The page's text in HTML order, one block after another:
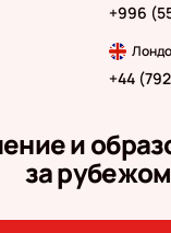
+996
+44
и
за рубежом